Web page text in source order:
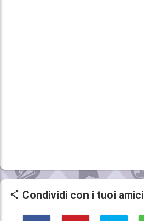
Condividi con i tuoi amici